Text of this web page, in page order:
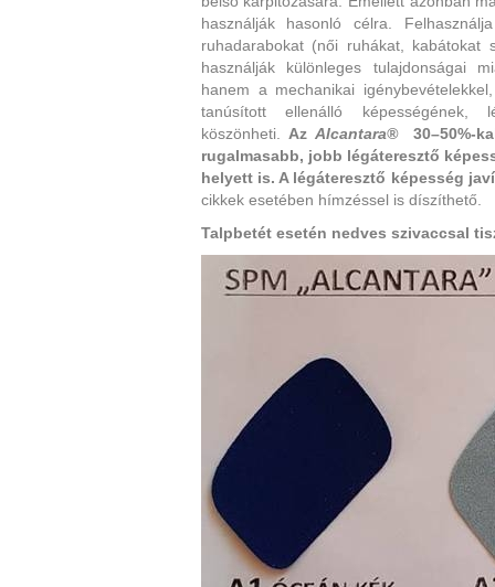
használják hasonló célra.
ruhadarabokat (női ruhákat, kabátokat
használják különleges tulajdonságai
hanem a mechanikai
tanúsított ellenálló képességének,
köszönheti. AzAlcantara®30–50%-
rugalmasabb, jobb légáteresztő
helyett is. A légáteresztő képesség
cikkek esetében hímzéssel is díszíthető.
Talpbetét esetén nedves szivaccsal